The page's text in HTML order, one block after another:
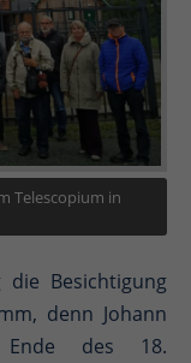
Telescopium in
Besichtigung
denn Johann
Ende des 18.